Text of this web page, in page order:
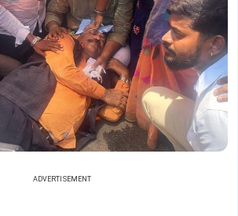
ADVERTISEMENT